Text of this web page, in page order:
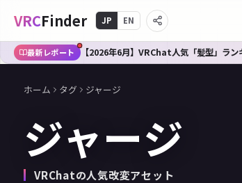
VRCFinder JP EN
最新レポート 【2026年6月】VRChat人気「髪型」ラ
ホーム タグ ジャージ
ジャージ
VRChatの人気改変アセット